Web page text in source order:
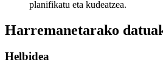
planifikatu eta kudeatzea.
Harremanetarako
Helbidea